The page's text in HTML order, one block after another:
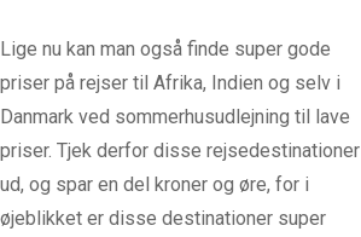
Lige nu kan man også finde super gode
priser på rejser til Afrika, Indien og selv i
Danmark ved sommerhusudlejning til lave
priser. Tjek derfor disse rejsedestinationer
ud, og spar en del kroner og øre, for i
øjeblikket er disse destinationer super